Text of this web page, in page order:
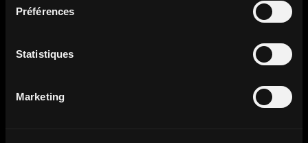
Préférences
Statistiques
Marketing
HOLOVISIO - CAS D’USAGE